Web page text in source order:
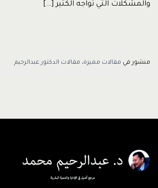
والمشكلات التي تواجه الكثير […]
منشور في مقالات مميزة، مقالات الدكتور عبدالرحيم